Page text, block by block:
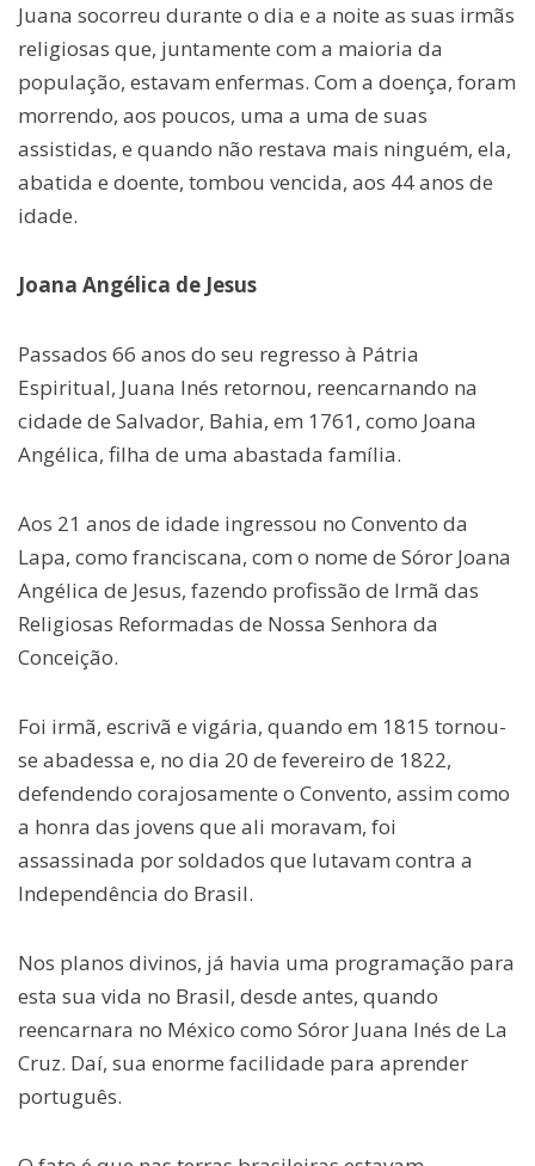
Juana socorreu durante o dia e a noite as suas irmãs
religiosas que, juntamente com a maioria da
população, estavam enfermas. Com a doença, foram
morrendo, aos poucos, uma a uma de suas
assistidas, e quando não restava mais ninguém, ela,
abatida e doente, tombou vencida, aos 44 anos de
idade.
Joana Angélica de Jesus
Passados 66 anos do seu regresso à Pátria
Espiritual, Juana Inés retornou, reencarnando na
cidade de Salvador, Bahia, em 1761, como Joana
Angélica, filha de uma abastada família.
Aos 21 anos de idade ingressou no Convento da
Lapa, como franciscana, com o nome de Sóror Joana
Angélica de Jesus, fazendo profissão de Irmã das
Religiosas Reformadas de Nossa Senhora da
Conceição.
Foi irmã, escrivã e vigária, quando em 1815 tornou-
se abadessa e, no dia 20 de fevereiro de 1822,
defendendo corajosamente o Convento, assim como
a honra das jovens que ali moravam, foi
assassinada por soldados que lutavam contra a
Independência do Brasil.
Nos planos divinos, já havia uma programação para
esta sua vida no Brasil, desde antes, quando
reencarnara no México como Sóror Juana Inés de La
Cruz. Daí, sua enorme facilidade para aprender
português.